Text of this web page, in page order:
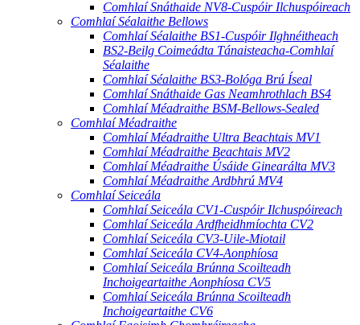
Comhlaí Snáthaide NV8-Cuspóir Ilchuspóireach
Comhlaí Séalaithe Bellows
Comhlaí Séalaithe BS1-Cuspóir Ilghnéitheach
BS2-Beilg Coimeádta Tánaisteacha-Comhlaí
Séalaithe
Comhlaí Séalaithe BS3-Bológa Brú Íseal
Comhlaí Snáthaide Gas Neamhrothlach BS4
Comhlaí Méadraithe BSM-Bellows-Sealed
Comhlaí Méadraithe
Comhlaí Méadraithe Ultra Beachtais MV1
Comhlaí Méadraithe Beachtais MV2
Comhlaí Méadraithe Úsáide Ginearálta MV3
Comhlaí Méadraithe Ardbhrú MV4
Comhlaí Seiceála
Comhlaí Seiceála CV1-Cuspóir Ilchuspóireach
Comhlaí Seiceála Ardfheidhmíochta CV2
Comhlaí Seiceála CV3-Uile-Miotail
Comhlaí Seiceála CV4-Aonphíosa
Comhlaí Seiceála Brúnna Scoilteadh
Inchoigeartaithe Aonphíosa CV5
Comhlaí Seiceála Brúnna Scoilteadh
Inchoigeartaithe CV6